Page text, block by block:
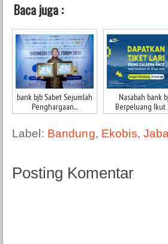
Baca juga :
bank bjb Sabet Sejumlah
Penghargaan...
Nasabah bank
Berpeluang Ikut
Label: Bandung, Ekobis,
Posting Komentar